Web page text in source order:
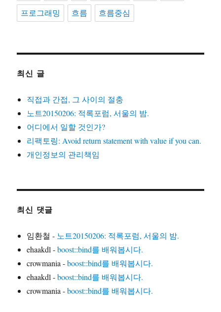
프로그래밍 흐름 흐름중심
최신 글
직접과 간접, 그 사이의 절충
노트20150206: 적록포럼, 서울의 밤.
어디에서 일할 것인가?
리팩토링: Avoid return statement with value if you can.
개인정보의 관리책임
최신 댓글
임환철 - 노트20150206: 적록포럼, 서울의 밤.
ehaakdl-boost::bind를 배워봅시다.
crowmania-boost::bind를 배워봅시다.
ehaakdl-boost::bind를 배워봅시다.
crowmania-boost::bind를 배워봅시다.